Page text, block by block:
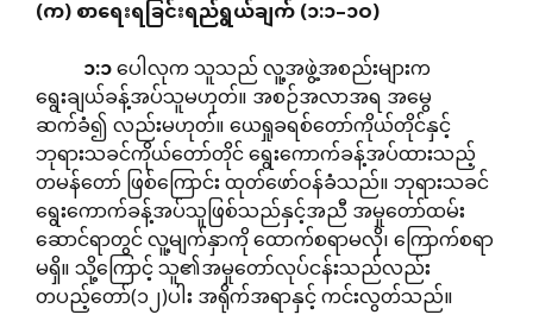
(က)စာရေးရခြင်းရည်ရွယ်ချက်(၁:၁–၁ဝ)
၁:၁ပေါလုက သူသည် လူ့အဖွဲ့အစည်းများက
ရွေးချယ်ခန့်အပ်သူမဟုတ်။ အစဉ်အလာအရ အမွေ
ဆက်ခံ၍ လည်းမဟုတ်။ ယေရှုခရစ်တော်ကိုယ်တိုင်နှင့်
ဘုရားသခင်ကိုယ်တော်တိုင် ရွေးကောက်ခန့်အပ်ထားသည့်
တမန်တော် ဖြစ်ကြောင်း ထုတ်ဖော်ဝန်ခံသည်။ ဘုရားသခင်
ရွေးကောက်ခန့်အပ်သူဖြစ်သည်နှင့်အညီ အမှုတော်ထမ်း
ဆောင်ရာတွင် လူ့မျက်နှာကို ထောက်စရာမလို၊ ကြောက်စရာ
မရှိ။ သို့ကြောင့် သူ၏အမှုတော်လုပ်ငန်းသည်လည်း
တပည့်တော်(၁၂)ပါး အရိုက်အရာနှင့် ကင်းလွတ်သည်။